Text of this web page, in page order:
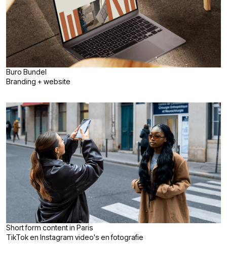
Buro Bundel
Branding + website
Short form content in Paris
TikTok en Instagram video's en fotografie